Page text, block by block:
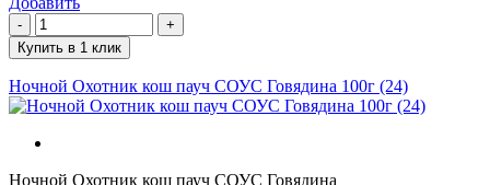
Купить в 1 клик
Ночной Охотник кош пауч СОУС Говядина 100г (24)
Ночной Охотник кош пауч СОУС Говядина